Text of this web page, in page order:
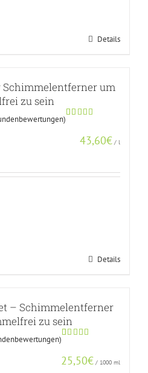
Details
Schimmelentferner um
zu sein
von 5,
basierend
43,60€ / l
Details
– Schimmelentferner
zu sein
von 5,
basierend
25,50€ / 1000 ml